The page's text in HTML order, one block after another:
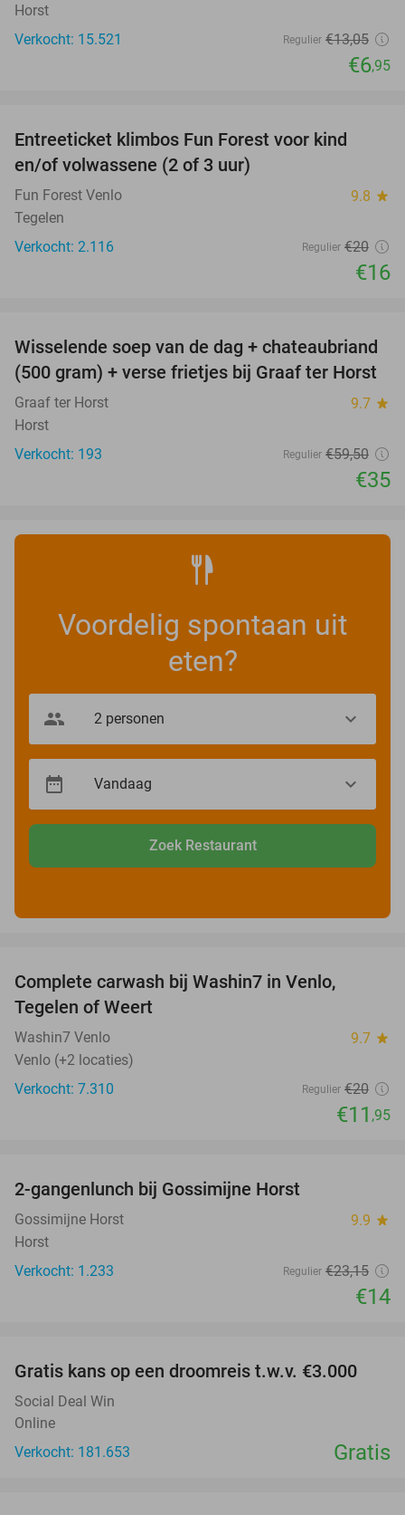
Horst
Verkocht: 15.521
Regulier €13,05
€6,95
Entreeticket klimbos Fun Forest voor kind
en/of volwassene (2 of 3 uur)
Fun Forest Venlo 9.8 star
Tegelen
Verkocht: 2.116
Regulier €20
€16
41%
Wisselende soep van de dag + chateaubriand
(500 gram) + verse frietjes bij Graaf ter Horst
Graaf ter Horst 9.7 star
Horst
Verkocht: 193
Regulier €59,50
€35
Voordelig spontaan uit
eten?
Zoek Restaurant
Complete carwash bij Washin7 in Venlo,
Tegelen of Weert
Washin7 Venlo 9.7 star
Venlo (+2 locaties)
Verkocht: 7.310
Regulier €20
€11 ,95
2-gangenlunch bij Gossimijne Horst
Gossimijne Horst 9.9 star
Horst
Verkocht: 1.233
Regulier €23,15
€14
Gratis kans op een droomreis t.w.v. €3.000
Social Deal Win
Online
Verkocht: 181.653
Gratis